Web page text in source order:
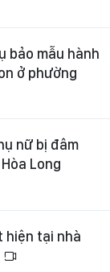
bảo mẫu hành
ở phường
nữ bị đâm
Long
hiện tại nhà